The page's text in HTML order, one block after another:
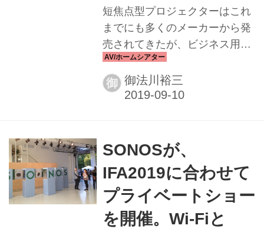
情...
短焦点型プロジェクターはこれ
までにも多くのメーカーから発
売されてきたが、ビジネス用途
であったり、家庭内使用の場
合、多くは壁面投写で利用する
など、ホームシアター・ユース
解です）。 しかし、今年のIFA
ではふたつのメーカーから「シ
アター」を意識した短焦点型プ
ロジェクターが展示されてい
た。 まずはLG。「Cinebeam
HU85L」の例を挙げると、DLP
御 御法川裕三
SONOSが、
IFA2019に合わせて
プライベートショー
を開催。Wi-Fiと